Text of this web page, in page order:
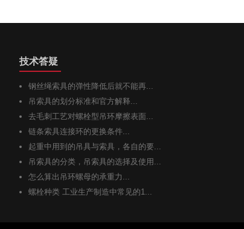
技术答疑
钢丝绳索具的弹性降低后就不能再...
吊索具的划分标准和官方解释...
去毛刺工艺对螺栓型吊环摩擦表面...
链条索具连接环的更换条件...
起重中用到的吊具与索具，各自的要...
吊索具的分类，吊索具的选择及使用...
怎么算出吊环螺母的承重力...
螺栓种类 工业生产制造中常见的1...